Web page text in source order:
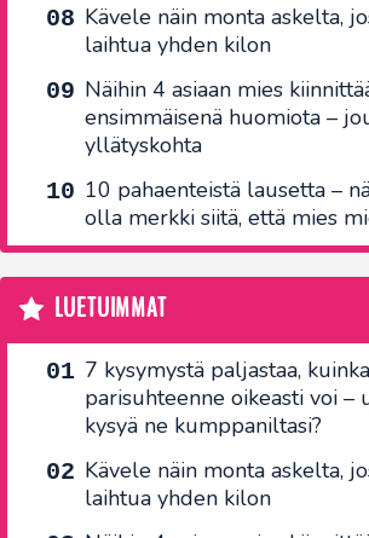
Kävele näin monta askelta,
laihtua yhden kilon
Näihin 4 asiaan mies
ensimmäisenä huomiota –
yllätyskohta
10 pahaenteistä lausetta –
olla merkki siitä, että mies
LUETUIMMAT
7 kysymystä paljastaa,
parisuhteenne oikeasti voi –
kysyä ne kumppaniltasi?
Kävele näin monta askelta,
laihtua yhden kilon